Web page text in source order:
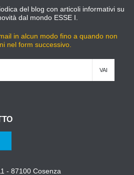
del blog con articoli informativi su
dal mondo ESSE I.
in alcun modo fino a quando non
nel form successivo.
- 87100 Cosenza